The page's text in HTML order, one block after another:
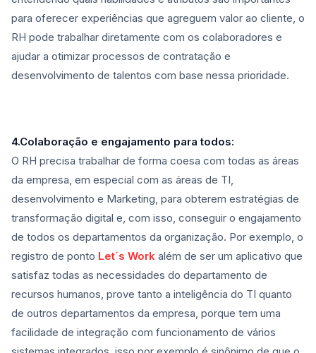
para oferecer experiências que agreguem valor ao cliente, o
RH pode trabalhar diretamente com os colaboradores e
ajudar a otimizar processos de contratação e
desenvolvimento de talentos com base nessa prioridade.
4.Colaboração e engajamento para todos:
O RH precisa trabalhar de forma coesa com todas as áreas
da empresa, em especial com as áreas de TI,
desenvolvimento e Marketing, para obterem estratégias de
transformação digital e, com isso, conseguir o engajamento
de todos os departamentos da organização. Por exemplo, o
registro de ponto Let´s Work além de ser um aplicativo que
satisfaz todas as necessidades do departamento de
recursos humanos, prove tanto a inteligência do TI quanto
de outros departamentos da empresa, porque tem uma
facilidade de integração com funcionamento de vários